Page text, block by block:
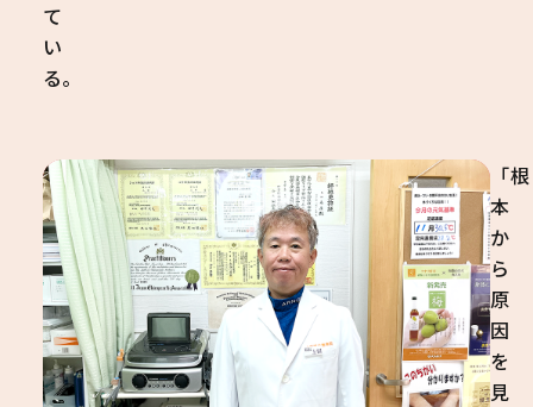
て
い
る。
「根
本
か
ら
原
因
を
見